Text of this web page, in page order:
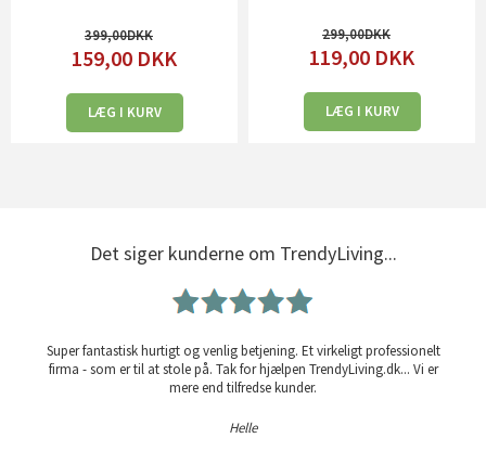
399,00
159,00 DKK
LÆG I KURV
299,00
119,00 DKK
LÆG I KURV
Det siger kunderne om TrendyLiving...
Super fantastisk hurtigt og venlig betjening. Et virkeligt professionelt
firma - som er til at stole på. Tak for hjælpen TrendyLiving.dk... Vi er
mere end tilfredse kunder.
Helle